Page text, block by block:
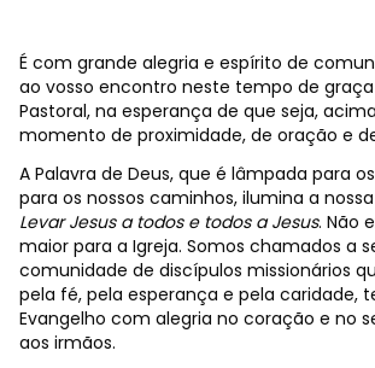
É com grande alegria e espírito de
ao vosso encontro neste tempo de
Pastoral, na esperança de que seja,
momento de proximidade, de oração e
A Palavra de Deus, que é lâmpada para
para os nossos caminhos, ilumina a
Levar Jesus a todos e todos a Jesus. Não
maior para a Igreja. Somos chamados a
comunidade de discípulos missionários
pela fé, pela esperança e pela caridade,
Evangelho com alegria no coração e no
aos irmãos.